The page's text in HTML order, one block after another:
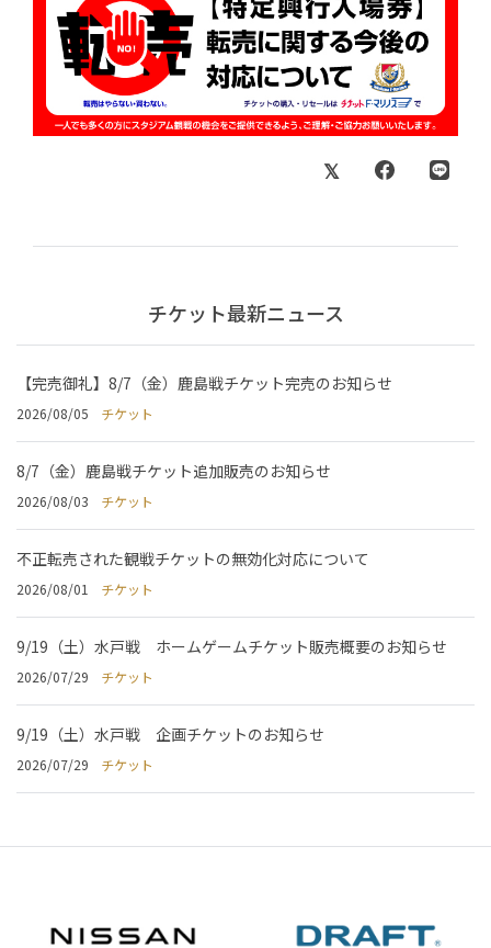
チケット最新ニュース
【完売御礼】8/7（金）鹿島戦チケット完売のお知らせ
2026/08/05 チケット
8/7（金）鹿島戦チケット追加販売のお知らせ
2026/08/03 チケット
不正転売された観戦チケットの無効化対応について
2026/08/01 チケット
9/19（土）水戸戦 ホームゲームチケット販売概要のお知らせ
2026/07/29 チケット
9/19（土）水戸戦 企画チケットのお知らせ
2026/07/29 チケット